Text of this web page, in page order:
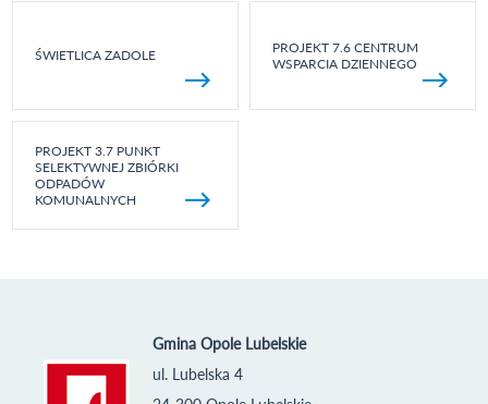
ŚWIETLICA ZADOLE
PROJEKT 7.6 CENTRUM
WSPARCIA DZIENNEGO
PROJEKT 3.7 PUNKT
SELEKTYWNEJ ZBIÓRKI
ODPADÓW
KOMUNALNYCH
Gmina Opole Lubelskie
ul. Lubelska 4